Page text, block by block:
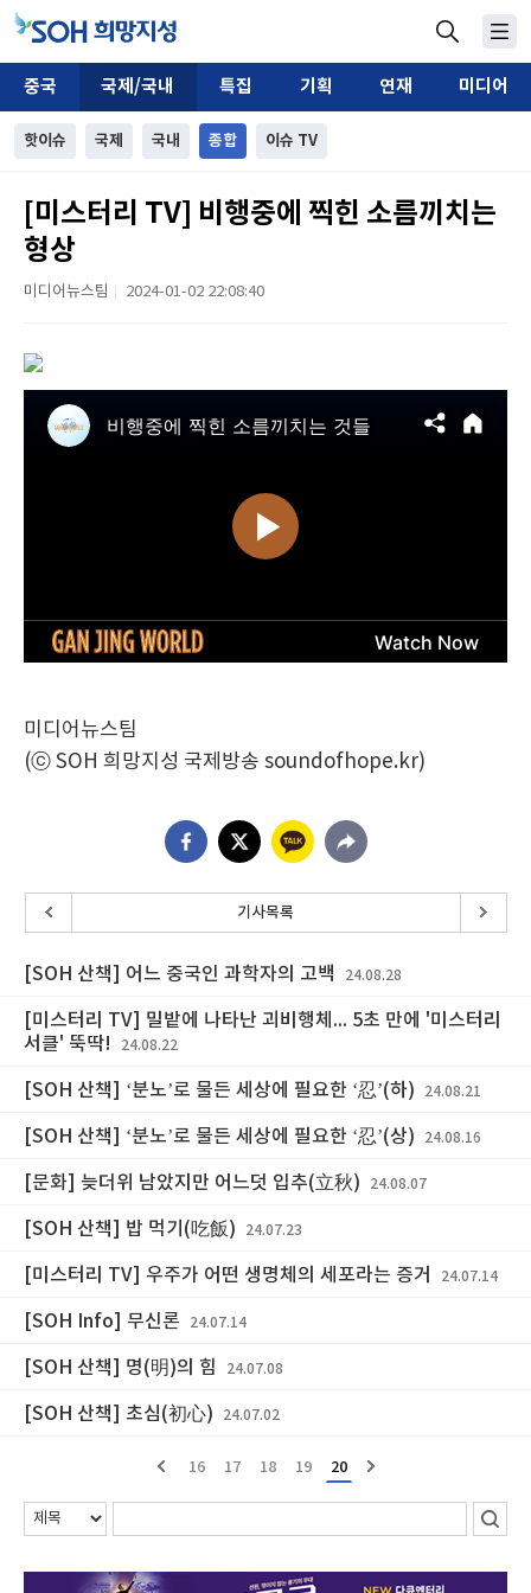
중국 국제/국내 특집 기획 연재 미디어
핫이슈 국제 국내 종합 이슈 TV
[미스터리 TV] 비행중에 찍힌 소름끼치는
형상
미디어뉴스팀 2024-01-02 22:08:40
미디어뉴스팀
(ⓒ SOH 희망지성 국제방송 soundofhope.kr)
기사목록
[SOH 산책] 어느 중국인 과학자의 고백 24.08.28
[미스터리 TV] 밀밭에 나타난 괴비행체... 5초 만에 '미스터리
서클' 뚝딱!
24.08.22
[SOH 산책] ‘분노’로 물든 세상에 필요한 ‘忍’(하) 24.08.21
[SOH 산책] ‘분노’로 물든 세상에 필요한 ‘忍’(상) 24.08.16
[문화] 늦더위 남았지만 어느덧 입추(立秋) 24.08.07
[SOH 산책] 밥 먹기(吃飯) 24.07.23
[미스터리 TV] 우주가 어떤 생명체의 세포라는 증거 24.07.14
[SOH Info] 무신론 24.07.14
[SOH 산책] 명(明)의 힘 24.07.08
[SOH 산책] 초심(初心) 24.07.02
16 17 18 19 20